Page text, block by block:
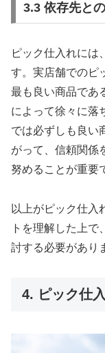
3.3 依存先と
ピック仕入れには
す。実店舗でのピ
最も良い商品であ
によって徐々に落
では必ずしも良い
がって、信頼関係
努めることが重要
以上がピック仕入
トを理解した上
討する必要があり
4. ピック仕